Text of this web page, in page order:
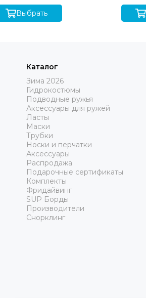
Выбрать
Каталог
Зима 2026
Гидрокостюмы
Подводные ружья
Аксессуары для ружей
Ласты
Маски
Трубки
Носки и перчатки
Аксессуары
Распродажа
Подарочные сертификаты
Комплекты
Фридайвинг
SUP Борды
Производители
Снорклинг